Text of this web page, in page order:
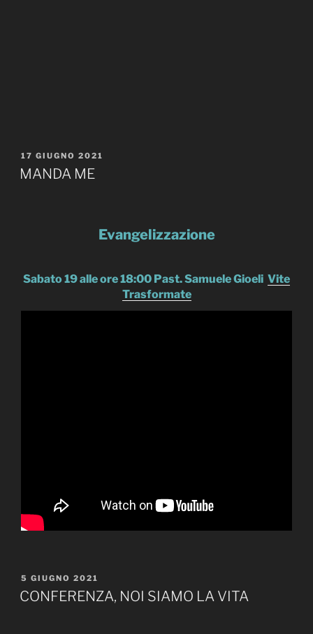
PUBBLICATO
IL
17 GIUGNO 2021
MANDA ME
Evangelizzazione
Sabato 19 alle ore 18:00 Past. Samuele Gioeli Vite
Trasformate
PUBBLICATO
IL
5 GIUGNO 2021
CONFERENZA, NOI SIAMO LA VITA